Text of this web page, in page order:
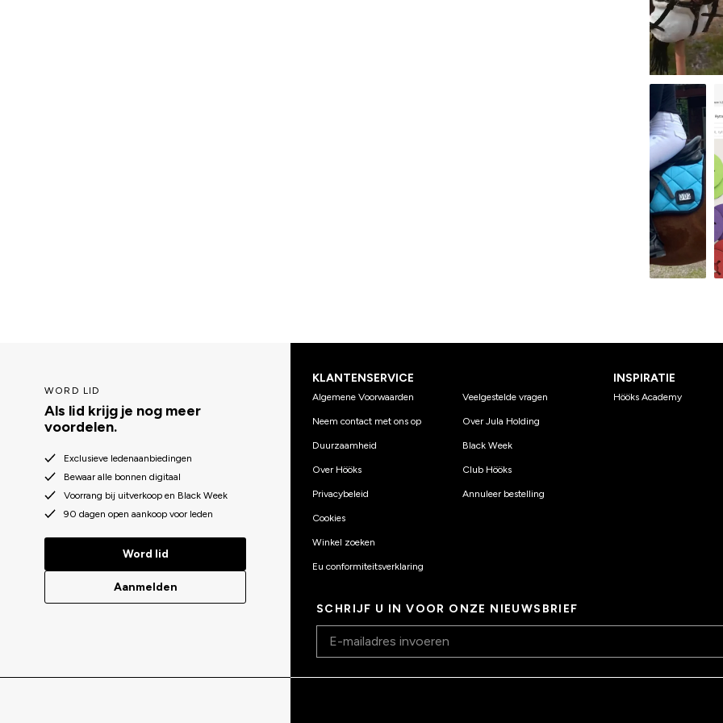
WORD LID
Als lid krijg je nog meer
voordelen.
Exclusieve ledenaanbiedingen
Bewaar alle bonnen digitaal
Voorrang bij uitverkoop en Black Week
90 dagen open aankoop voor leden
Word lid
Aanmelden
KLANTENSERVICE
Algemene Voorwaarden
Neem contact met ons op
Duurzaamheid
Over Hööks
Privacybeleid
Cookies
Winkel zoeken
Eu conformiteitsverklaring
Veelgestelde vragen
Over Jula Holding
Black Week
Club Hööks
Annuleer bestelling
INSPIRATIE
Hööks Academy
SCHRIJF U IN VOOR ONZE NIEUWSBRIEF